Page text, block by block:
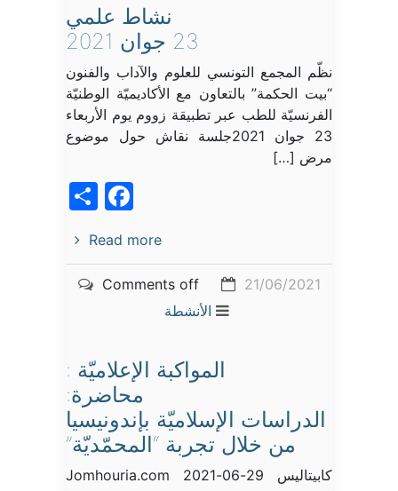
نشاط علمي
23 جوان 2021
نظّم المجمع التونسي للعلوم والآداب والفنون
“بيت الحكمة” بالتعاون مع الأكاديميّة الوطنيّة
الفرنسيّة للطب عبر تطبيقة زووم يوم الأربعاء
23 جوان 2021جلسة نقاش حول موضوع
مرض […]
Read more
21/06/2021
Comments off
الأنشطة
المواكبة الإعلاميّة :
محاضرة:
الدراسات الإسلاميّة بإندونيسيا
من خلال تجربة “المحمّديّة”
كابيتاليس 29-06-2021 Jomhouria.com